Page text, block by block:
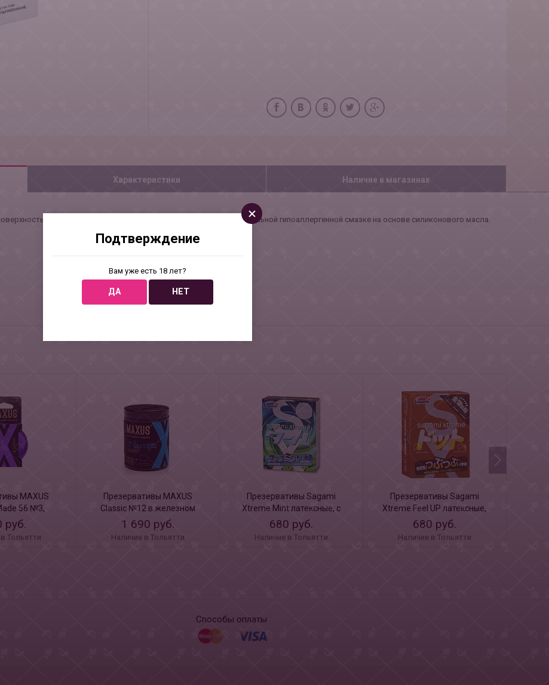
Характеристики Наличие в магазинах
латекс телесного цвета, эргономичной формы, в натуральной гипоаллергенной смазке на основе силиконового масла.
MAXUS
56 №3,
X-Edition, 3 шт
руб.
Тольятти
Презервативы MAXUS
Classic №12 в железном
кейсе X-Edition, 12 шт
1 690 руб.
Наличие в Тольятти
Презервативы Sagami
Xtreme Mint латексные, с
ароматом мяты 3 шт
680 руб.
Наличие в Тольятти
Презервативы Sagami
Xtreme Feel UP латексные,
усиливающие ощущения 3
шт
680 руб.
Наличие в Тольятти
Способы оплаты
Подтверждение
Вам уже есть 18 лет?
ДА НЕТ